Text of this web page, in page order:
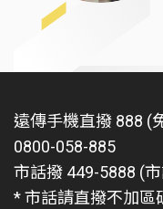
遠傳手機直撥 888 (
0800-058-885
市話撥 449-5888 (
* 市話請直撥不加區